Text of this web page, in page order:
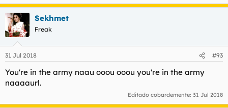
Sekhmet
Freak
31 Jul 2018 #93
You're in the army naau ooou ooou you're in the army
naaaaurl.
Editado cobardemente: 31 Jul 2018